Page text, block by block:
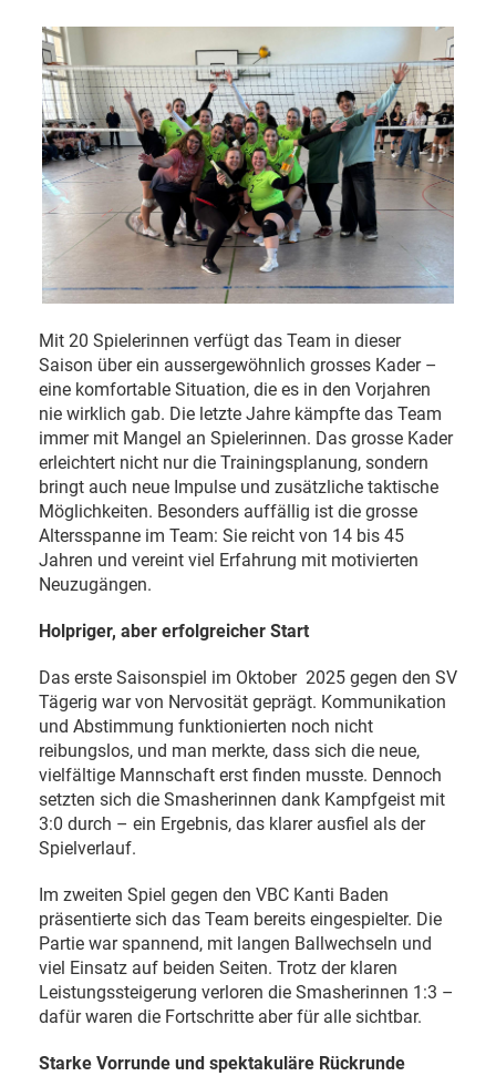
Mit 20 Spielerinnen verfügt das Team in dieser
Saison über ein aussergewöhnlich grosses Kader –
eine komfortable Situation, die es in den Vorjahren
nie wirklich gab. Die letzte Jahre kämpfte das Team
immer mit Mangel an Spielerinnen. Das grosse Kader
erleichtert nicht nur die Trainingsplanung, sondern
bringt auch neue Impulse und zusätzliche taktische
Möglichkeiten. Besonders auffällig ist die grosse
Altersspanne im Team: Sie reicht von 14 bis 45
Jahren und vereint viel Erfahrung mit motivierten
Neuzugängen.
Holpriger, aber erfolgreicher Start
Das erste Saisonspiel im Oktober 2025 gegen den SV
Tägerig war von Nervosität geprägt. Kommunikation
und Abstimmung funktionierten noch nicht
reibungslos, und man merkte, dass sich die neue,
vielfältige Mannschaft erst finden musste. Dennoch
setzten sich die Smasherinnen dank Kampfgeist mit
3:0 durch – ein Ergebnis, das klarer ausfiel als der
Spielverlauf.
Im zweiten Spiel gegen den VBC Kanti Baden
präsentierte sich das Team bereits eingespielter. Die
Partie war spannend, mit langen Ballwechseln und
viel Einsatz auf beiden Seiten. Trotz der klaren
Leistungssteigerung verloren die Smasherinnen 1:3 –
dafür waren die Fortschritte aber für alle sichtbar.
Starke Vorrunde und spektakuläre Rückrunde